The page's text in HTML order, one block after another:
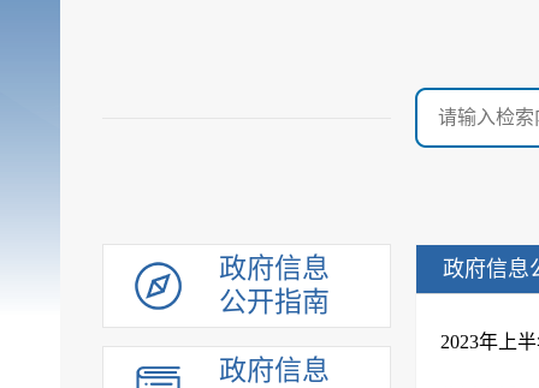
政府信息
公开指南
政府信息
政府信息
2023年上